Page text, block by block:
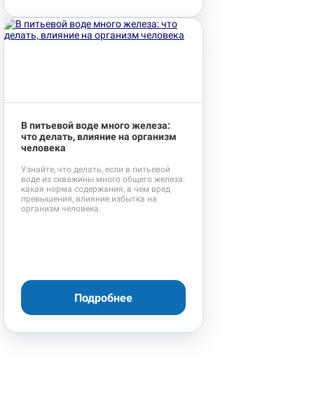
В питьевой воде много железа:
что делать, влияние на организм
человека
Узнайте, что делать, если в питьевой
воде из скважины много общего железа:
какая норма содержания, в чем вред
превышения, влияние избытка на
организм человека.
Подробнее